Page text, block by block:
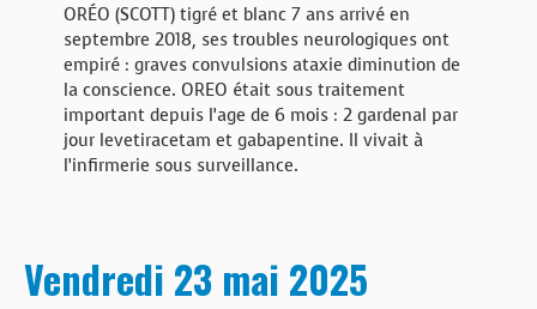
ORÉO (SCOTT) tigré et blanc 7 ans arrivé en
septembre 2018, ses troubles neurologiques ont
empiré : graves convulsions ataxie diminution de
la conscience. OREO était sous traitement
important depuis l’age de 6 mois : 2 gardenal par
jour levetiracetam et gabapentine. Il vivait à
l’infirmerie sous surveillance.
Vendredi 23 mai 2025